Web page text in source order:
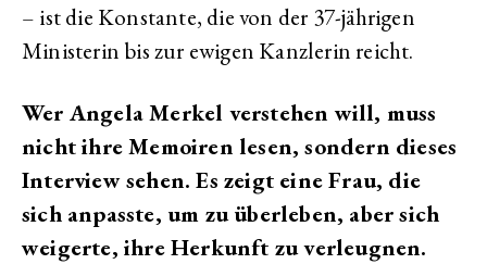
– ist die Konstante, die von der 37-jährigen
Ministerin bis zur ewigen Kanzlerin reicht.
Wer Angela Merkel verstehen will, muss
nicht ihre Memoiren lesen, sondern dieses
Interview sehen. Es zeigt eine Frau, die
sich anpasste, um zu überleben, aber sich
weigerte, ihre Herkunft zu verleugnen.